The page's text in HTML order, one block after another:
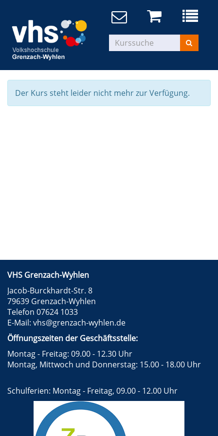
Der Kurs steht leider nicht mehr zur Verfügung.
VHS Grenzach-Wyhlen
Jacob-Burckhardt-Str. 8
79639 Grenzach-Wyhlen
Telefon 07624 1033
E-Mail: vhs@grenzach-wyhlen.de
Öffnungszeiten der Geschäftsstelle:
Montag - Freitag: 09.00 - 12.30 Uhr
Montag, Mittwoch und Donnerstag: 15.00 - 18.00 Uhr
Schulferien: Montag - Freitag, 09.00 - 12.00 Uhr